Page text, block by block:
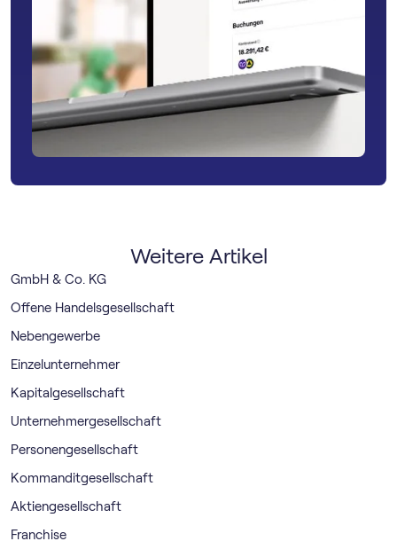
Weitere Artikel
GmbH & Co. KG
Offene Handelsgesellschaft
Nebengewerbe
Einzelunternehmer
Kapitalgesellschaft
Unternehmergesellschaft
Personengesellschaft
Kommanditgesellschaft
Aktiengesellschaft
Franchise